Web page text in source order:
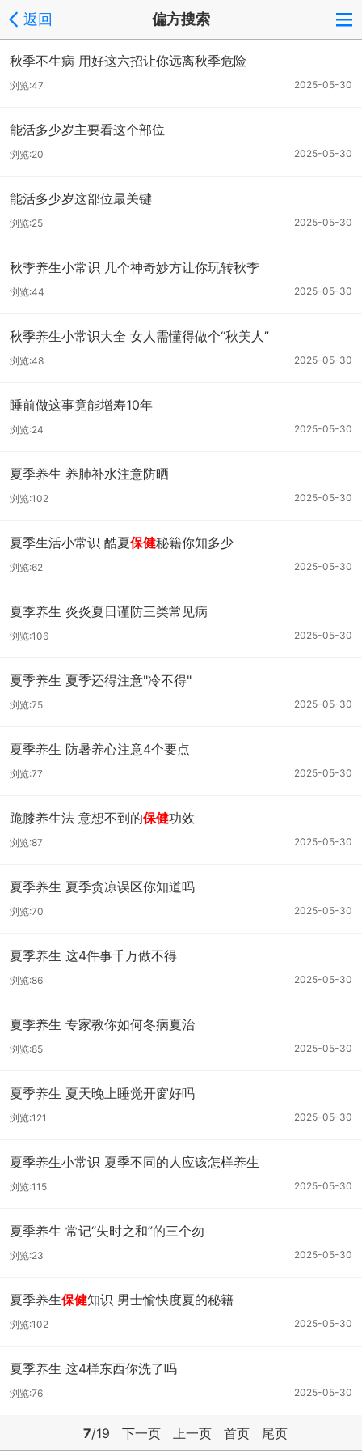
返回 偏方搜索
秋季不生病 用好这六招让你远离秋季危险
2025-05-30
浏览:47
能活多少岁主要看这个部位
2025-05-30
浏览:20
能活多少岁这部位最关键
2025-05-30
浏览:25
秋季养生小常识 几个神奇妙方让你玩转秋季
2025-05-30
浏览:44
秋季养生小常识大全 女人需懂得做个“秋美人”
2025-05-30
浏览:48
睡前做这事竟能增寿10年
2025-05-30
浏览:24
夏季养生 养肺补水注意防晒
2025-05-30
浏览:102
夏季生活小常识 酷夏保健秘籍你知多少
2025-05-30
浏览:62
夏季养生 炎炎夏日谨防三类常见病
2025-05-30
浏览:106
夏季养生 夏季还得注意"冷不得"
2025-05-30
浏览:75
夏季养生 防暑养心注意4个要点
2025-05-30
浏览:77
跪膝养生法 意想不到的保健功效
2025-05-30
浏览:87
夏季养生 夏季贪凉误区你知道吗
2025-05-30
浏览:70
夏季养生 这4件事千万做不得
2025-05-30
浏览:86
夏季养生 专家教你如何冬病夏治
2025-05-30
浏览:85
夏季养生 夏天晚上睡觉开窗好吗
2025-05-30
浏览:121
夏季养生小常识 夏季不同的人应该怎样养生
2025-05-30
浏览:115
夏季养生 常记“失时之和”的三个勿
2025-05-30
浏览:23
夏季养生保健知识 男士愉快度夏的秘籍
2025-05-30
浏览:102
夏季养生 这4样东西你洗了吗
2025-05-30
浏览:76
7/19 下一页 上一页 首页 尾页